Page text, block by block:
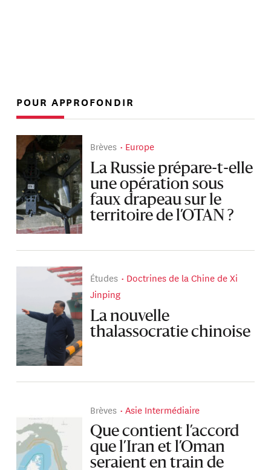
POUR APPROFONDIR
Brèves Europe
La Russie prépare-t-elle
une opération sous
faux drapeau sur le
territoire de l’OTAN ?
Études
Doctrines de la Chine de Xi
Jinping
La nouvelle
thalassocratie chinoise
Brèves Asie Intermédiaire
Que contient l’accord
que l’Iran et l’Oman
seraient en train de